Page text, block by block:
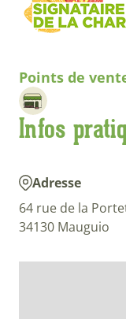
Points de
Infos
Adresse
64 rue de la
34130 Mauguio